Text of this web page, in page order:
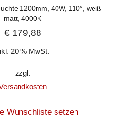
1200mm, 40W, 110°, weiß
matt, 4000K
€179,88
20 % MwSt.
zzgl.
Wunschliste setzen